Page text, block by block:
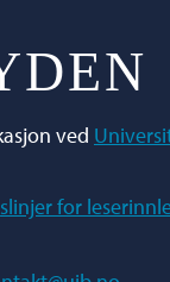
ved
for